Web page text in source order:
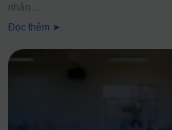
nhân
Đọc thêm ➤